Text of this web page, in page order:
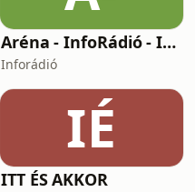
Aréna - InfoRádió - Infostart.hu
Inforádió
IÉ
ITT ÉS AKKOR